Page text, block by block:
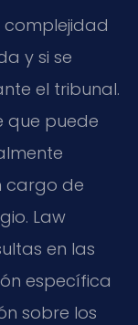
complejidad
y si se
el tribunal.
que puede
cargo de
Law
en las
específica
sobre los